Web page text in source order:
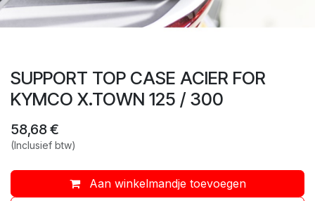
SUPPORT TOP CASE ACIER FOR
KYMCO X.TOWN 125 / 300
58,68€
(Inclusief btw)
Aan winkelmandje toevoegen